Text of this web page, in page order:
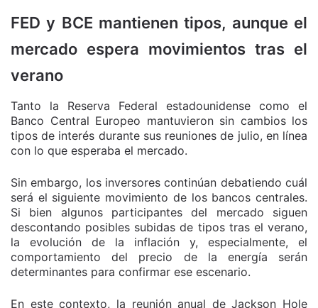
FED y BCE mantienen tipos, aunque el
mercado espera movimientos tras el
verano
Tanto la Reserva Federal estadounidense como el
Banco Central Europeo mantuvieron sin cambios los
tipos de interés durante sus reuniones de julio, en línea
con lo que esperaba el mercado.
Sin embargo, los inversores continúan debatiendo cuál
será el siguiente movimiento de los bancos centrales.
Si bien algunos participantes del mercado siguen
descontando posibles subidas de tipos tras el verano,
la evolución de la inflación y, especialmente, el
comportamiento del precio de la energía serán
determinantes para confirmar ese escenario.
En este contexto, la reunión anual de Jackson Hole